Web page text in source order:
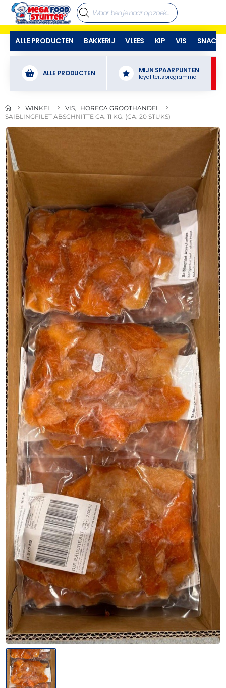
ALLE PRODUCTEN BAKKERIJ VLEES KIP VIS SNACKS
ALLE PRODUCTEN MIJN SPAARPUNTEN
loyaliteitsprogramma
WINKEL VIS
HORECA GROOTHANDEL
SAIBLINGFILET ABSCHNITTE CA. 11 KG. (CA. 20 STUKS)